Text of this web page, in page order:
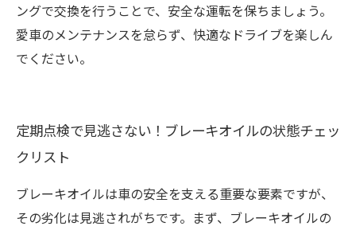
ングで交換を行うことで、安全な運転を保ちましょう。
愛車のメンテナンスを怠らず、快適なドライブを楽しん
でください。
定期点検で見逃さない！ブレーキオイルの状態チェッ
クリスト
ブレーキオイルは車の安全を支える重要な要素ですが、
その劣化は見逃されがちです。まず、ブレーキオイルの